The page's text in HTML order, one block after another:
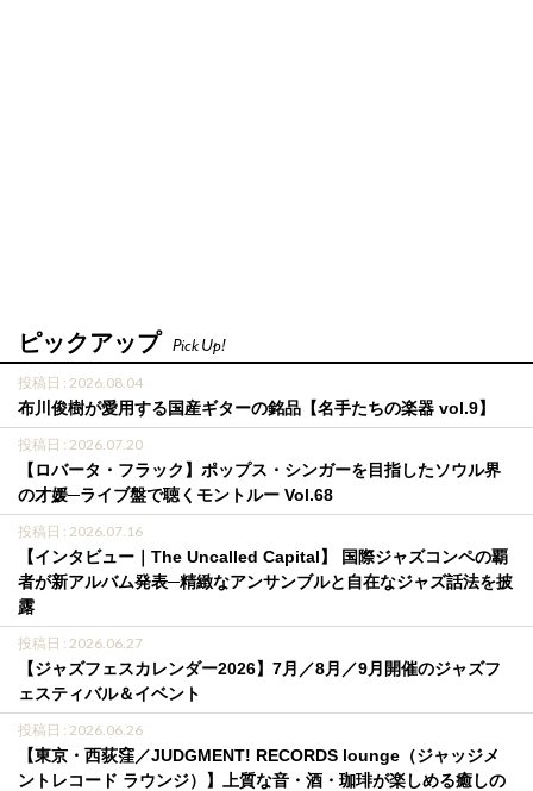
ピックアップ Pick Up!
投稿日 : 2026.08.04
布川俊樹が愛用する国産ギターの銘品【名手たちの楽器 vol.9】
投稿日 : 2026.07.20
【ロバータ・フラック】ポップス・シンガーを目指したソウル界
の才媛─ライブ盤で聴くモントルー Vol.68
投稿日 : 2026.07.16
【インタビュー｜The Uncalled Capital】 国際ジャズコンペの覇
者が新アルバム発表─精緻なアンサンブルと自在なジャズ話法を披
露
投稿日 : 2026.06.27
【ジャズフェスカレンダー2026】7月／8月／9月開催のジャズフ
ェスティバル＆イベント
投稿日 : 2026.06.26
【東京・西荻窪／JUDGMENT! RECORDS lounge（ジャッジメ
ントレコード ラウンジ）】上質な音・酒・珈琲が楽しめる癒しの